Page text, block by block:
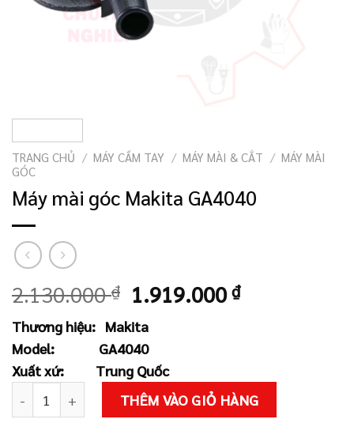
TRANG CHỦ / MÁY CẦM TAY / MÁY MÀI & CẮT / MÁY MÀI
GÓC
Máy mài góc Makita GA4040
2.130.000₫ Giá
gốc
là:
2.130.000 ₫.
1.919.000₫Giá
1.919.000
Thương hiệu: Makita
Model: GA4040
Xuất xứ: Trung Quốc
Máy mài góc Makita GA4040 số lượng
THÊM VÀO GIỎ HÀNG